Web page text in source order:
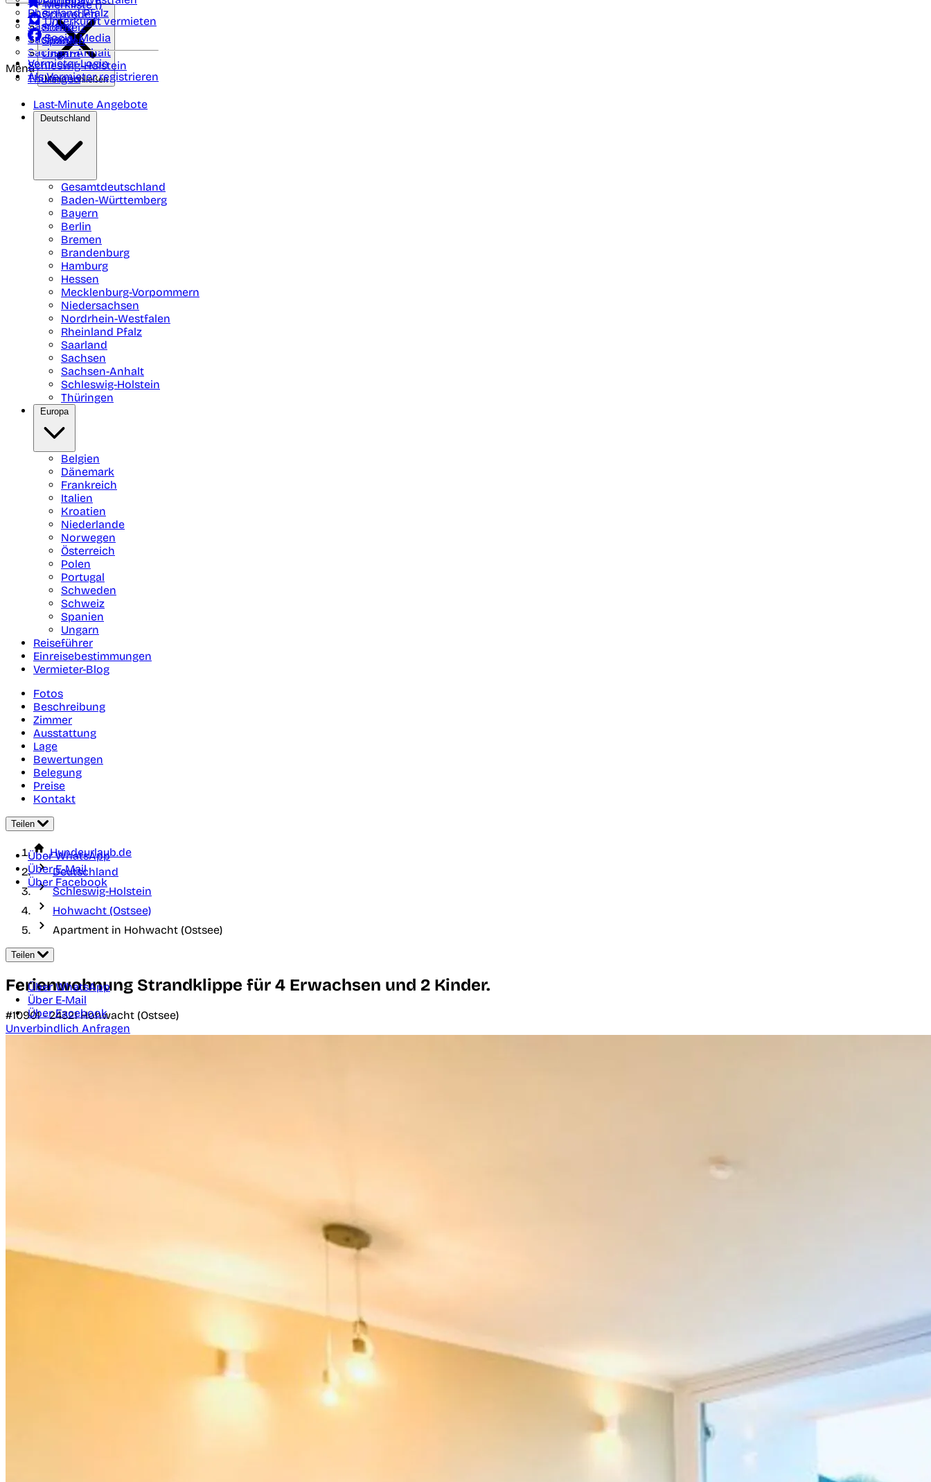
Rheinland Pfalz
Saarland
Sachsen
Sachsen-Anhalt
Schleswig-Holstein
Thüringen
Schweden
Schweiz
Spanien
Ungarn
Merkliste ()
Unterkunft vermieten
Social Media
Vermieter-Login
Als Vermieter registrieren
Menü
Menü schließen
Last-Minute Angebote
Deutschland
Gesamtdeutschland
Baden-Württemberg
Bayern
Berlin
Bremen
Brandenburg
Hamburg
Hessen
Mecklenburg-Vorpommern
Niedersachsen
Nordrhein-Westfalen
Rheinland Pfalz
Saarland
Sachsen
Sachsen-Anhalt
Schleswig-Holstein
Thüringen
Europa
Belgien
Dänemark
Frankreich
Italien
Kroatien
Niederlande
Norwegen
Österreich
Polen
Portugal
Schweden
Schweiz
Spanien
Ungarn
Reiseführer
Einreisebestimmungen
Vermieter-Blog
Fotos
Beschreibung
Zimmer
Ausstattung
Lage
Bewertungen
Belegung
Preise
Kontakt
Teilen
Über WhatsApp
Über E-Mail
Über Facebook
Hundeurlaub.de
Deutschland
Schleswig-Holstein
Hohwacht (Ostsee)
Apartment in Hohwacht (Ostsee)
Teilen
Über WhatsApp
Über E-Mail
Über Facebook
Ferienwohnung Strandklippe für 4 Erwachsen und 2 Kinder.
#10901 -24321Hohwacht (Ostsee)
Unverbindlich Anfragen